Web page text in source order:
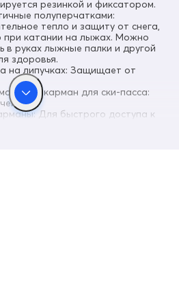
резинкой и фиксатором.
полуперчатками:
тепло и защиту от снега,
при катании на лыжах. Можно
в руках лыжные палки и другой
здоровья.
на липучках: Защищает от
и карман для ски-пасса:
Для быстрого доступа к
размеру.
куртки: Обеспечивает
и удобства.
от попадания снега и
Для хранения ценных вещей,
очков.
флиса и омни-хит:
тепло и комфорт.
значительно повышает
низкой освещенности и
несчастные случаи. Помогают